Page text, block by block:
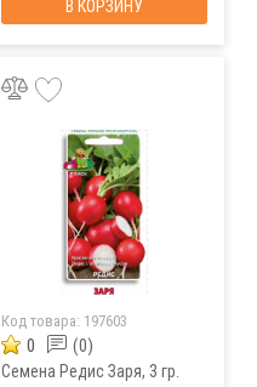
В КОРЗИНУ
Код товара: 197603
0 (0)
Семена Редис Заря, 3 гр.